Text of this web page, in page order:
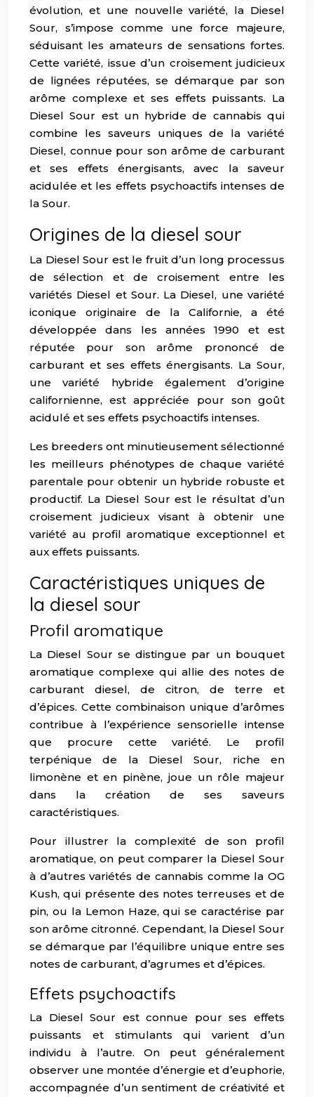
évolution, et une nouvelle variété, la Diesel
Sour, s’impose comme une force majeure,
séduisant les amateurs de sensations fortes.
Cette variété, issue d’un croisement judicieux
de lignées réputées, se démarque par son
arôme complexe et ses effets puissants. La
Diesel Sour est un hybride de cannabis qui
combine les saveurs uniques de la variété
Diesel, connue pour son arôme de carburant
et ses effets énergisants, avec la saveur
acidulée et les effets psychoactifs intenses de
la Sour.
Origines de la diesel sour
La Diesel Sour est le fruit d’un long processus
de sélection et de croisement entre les
variétés Diesel et Sour. La Diesel, une variété
iconique originaire de la Californie, a été
développée dans les années 1990 et est
réputée pour son arôme prononcé de
carburant et ses effets énergisants. La Sour,
une variété hybride également d’origine
californienne, est appréciée pour son goût
acidulé et ses effets psychoactifs intenses.
Les breeders ont minutieusement sélectionné
les meilleurs phénotypes de chaque variété
parentale pour obtenir un hybride robuste et
productif. La Diesel Sour est le résultat d’un
croisement judicieux visant à obtenir une
variété au profil aromatique exceptionnel et
aux effets puissants.
Caractéristiques uniques de
la diesel sour
Profil aromatique
La Diesel Sour se distingue par un bouquet
aromatique complexe qui allie des notes de
carburant diesel, de citron, de terre et
d’épices. Cette combinaison unique d’arômes
contribue à l’expérience sensorielle intense
que procure cette variété. Le profil
terpénique de la Diesel Sour, riche en
limonène et en pinène, joue un rôle majeur
dans la création de ses saveurs
caractéristiques.
Pour illustrer la complexité de son profil
aromatique, on peut comparer la Diesel Sour
à d’autres variétés de cannabis comme la OG
Kush, qui présente des notes terreuses et de
pin, ou la Lemon Haze, qui se caractérise par
son arôme citronné. Cependant, la Diesel Sour
se démarque par l’équilibre unique entre ses
notes de carburant, d’agrumes et d’épices.
Effets psychoactifs
La Diesel Sour est connue pour ses effets
puissants et stimulants qui varient d’un
individu à l’autre. On peut généralement
observer une montée d’énergie et d’euphorie,
accompagnée d’un sentiment de créativité et